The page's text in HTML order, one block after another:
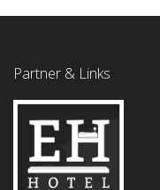
Partner & Links